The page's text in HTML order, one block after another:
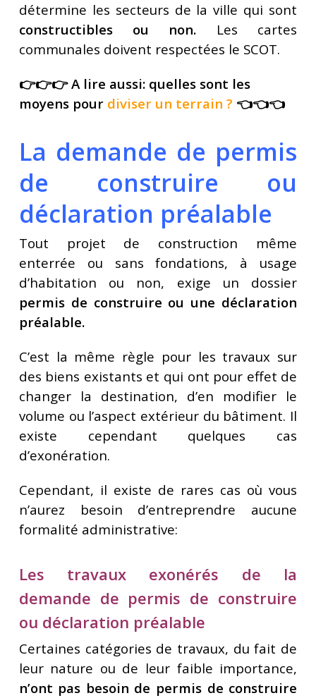
détermine les secteurs de la ville qui sont
constructibles ou non. Les cartes
communales doivent respectées le SCOT.
👉👉👉 A lire aussi: quelles sont les
moyens pour diviser un terrain ? 👈👈👈
La demande de permis
de construire ou
déclaration préalable
Tout projet de construction même
enterrée ou sans fondations, à usage
d’habitation ou non, exige un dossier
permis de construire ou une déclaration
préalable.
C’est la même règle pour les travaux sur
des biens existants et qui ont pour effet de
changer la destination, d’en modifier le
volume ou l’aspect extérieur du bâtiment. Il
existe cependant quelques cas
d’exonération.
Cependant, il existe de rares cas où vous
n’aurez besoin d’entreprendre aucune
formalité administrative:
Les travaux exonérés de la
demande de permis de construire
ou déclaration préalable
Certaines catégories de travaux, du fait de
leur nature ou de leur faible importance,
n’ont pas besoin de permis de construire